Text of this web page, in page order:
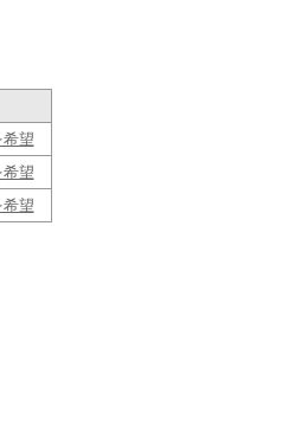
希望
希望
希望